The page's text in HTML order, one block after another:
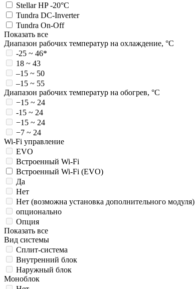
Stellar HP -20°C
Tundra DC-Inverter
Tundra On-Off
Показать все
Диапазон рабочих температур на охлаждение, °C
-25 ~ 46*
18 ~ 43
–15 ~ 50
–15 ~ 55
Диапазон рабочих температур на обогрев, °C
−15 ~ 24
-15 ~ 24
−15 ~ 24
−7 ~ 24
Wi-Fi управление
EVO
Встроенный Wi-Fi
Встроенный Wi-Fi (EVO)
Да
Нет
Нет (возможна установка дополнительного модуля)
опционально
Опция
Показать все
Вид системы
Сплит-система
Внутренний блок
Наружный блок
Моноблок